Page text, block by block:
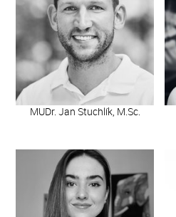
MUDr. Jan Stuchlík, M.Sc.